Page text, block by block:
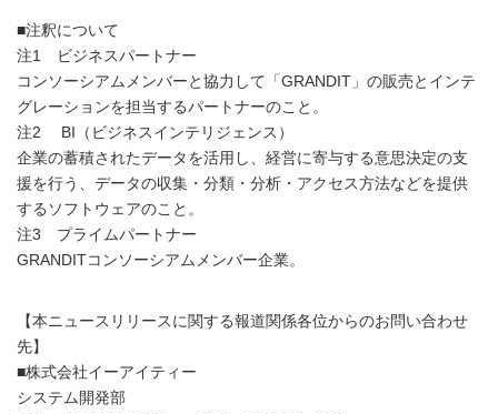
■注釈について
注1 ビジネスパートナー
コンソーシアムメンバーと協力して「GRANDIT」の販売とインテ
グレーションを担当するパートナーのこと。
注2 BI（ビジネスインテリジェンス）
企業の蓄積されたデータを活用し、経営に寄与する意思決定の支
援を行う、データの収集・分類・分析・アクセス方法などを提供
するソフトウェアのこと。
注3 プライムパートナー
GRANDITコンソーシアムメンバー企業。
【本ニュースリリースに関する報道関係各位からのお問い合わせ
先】
■株式会社イーアイティー
システム開発部